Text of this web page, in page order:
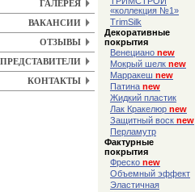
ГАЛЕРЕЯ
ВАКАНСИИ
ОТЗЫВЫ
ПРЕДСТАВИТЕЛИ
КОНТАКТЫ
«коллекция №1»
TrimSilk
Декоративные
покрытия
Венециано new
Мокрый шелк new
Марракеш new
Патина new
Жидкий пластик
Лак Кракелюр new
Защитный воск new
Перламутр
Фактурные
покрытия
Фреско new
Объемный эффект
Эластичная